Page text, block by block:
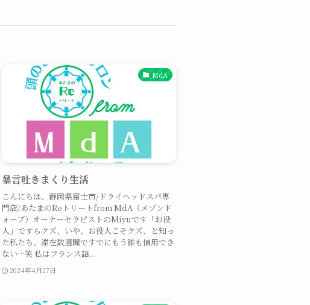
MdA
暴言吐きまくり生活
こんにちは、静岡県富士市/ドライヘッドスパ専
門店/あたまのReトリートfrom MdA（メゾンド
ォーブ）オーナーセラピストのMiyuです「お役
人」ですらクズ、いや、お役人こそクズ、と知っ
た私たち、滞在数週間ですでにもう誰も信用でき
ない…笑 私はフランス語...
2024年4月27日